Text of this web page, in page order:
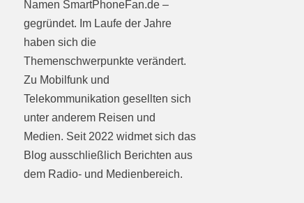
Namen SmartPhoneFan.de –
gegründet. Im Laufe der Jahre
haben sich die
Themenschwerpunkte verändert.
Zu Mobilfunk und
Telekommunikation gesellten sich
unter anderem Reisen und
Medien. Seit 2022 widmet sich das
Blog ausschließlich Berichten aus
dem Radio- und Medienbereich.